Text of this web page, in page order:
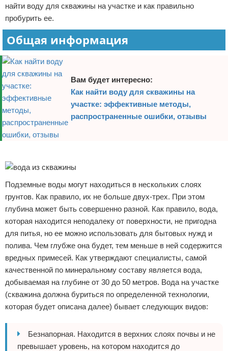
найти воду для скважины на участке и как правильно
пробурить ее.
Общая информация
Вам будет интересно:
Как найти воду для скважины на
участке: эффективные методы,
распространенные ошибки, отзывы
Подземные воды могут находиться в нескольких слоях
грунтов. Как правило, их не больше двух-трех. При этом
глубина может быть совершенно разной. Как правило, вода,
которая находится неподалеку от поверхности, не пригодна
для питья, но ее можно использовать для бытовых нужд и
полива. Чем глубже она будет, тем меньше в ней содержится
вредных примесей. Как утверждают специалисты, самой
качественной по минеральному составу является вода,
добываемая на глубине от 30 до 50 метров. Вода на участке
(скважина должна буриться по определенной технологии,
которая будет описана далее) бывает следующих видов:
Безнапорная. Находится в верхних слоях почвы и не
превышает уровень, на котором находится до